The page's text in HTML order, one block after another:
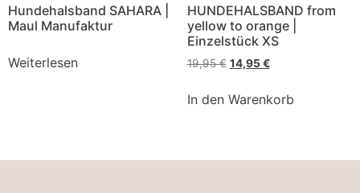
Hundehalsband SAHARA |
Maul Manufaktur
Weiterlesen
HUNDEHALSBAND from
yellow to orange |
Einzelstück XS
19,95€ 14,95 €
In den Warenkorb